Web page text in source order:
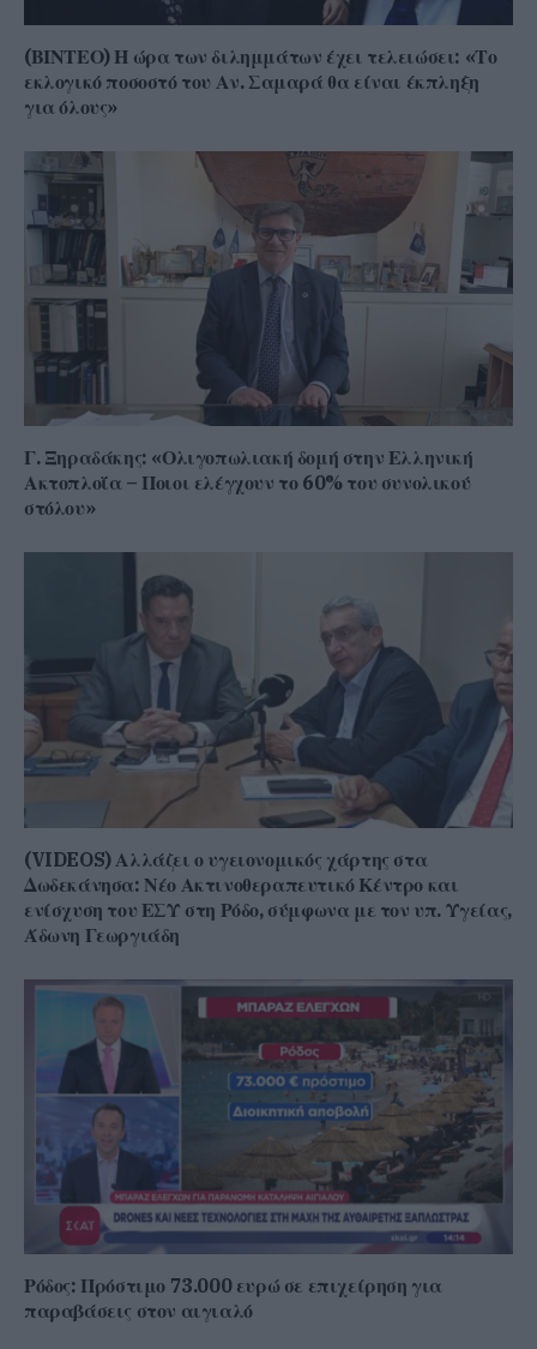
(ΒΙΝΤΕΟ) Η ώρα των διλημμάτων έχει τελειώσει: «Το
εκλογικό ποσοστό του Αν. Σαμαρά θα είναι έκπληξη
για όλους»
Γ. Ξηραδάκης: «Ολιγοπωλιακή δομή στην Ελληνική
Ακτοπλοΐα – Ποιοι ελέγχουν το 60% του συνολικού
στόλου»
(VIDEOS) Αλλάζει ο υγειονομικός χάρτης στα
Δωδεκάνησα: Νέο Ακτινοθεραπευτικό Κέντρο και
ενίσχυση του ΕΣΥ στη Ρόδο, σύμφωνα με τον υπ. Υγείας,
Άδωνη Γεωργιάδη
Ρόδος: Πρόστιμο 73.000 ευρώ σε επιχείρηση για
παραβάσεις στον αιγιαλό